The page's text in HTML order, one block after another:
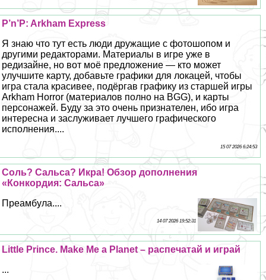
P’n’P: Arkham Express
Я знаю что тут есть люди дружащие с фотошопом и
другими редакторами. Материалы в игре уже в
редизайне, но вот моё предложение — кто может
улучшите карту, добавьте графики для локацей, чтобы
игра стала красивее, подёргав графику из старшей игры
Arkham Horror (материалов полно на BGG), и карты
персонажей. Буду за это очень признателен, ибо игра
интересна и заслуживает лучшего графического
исполнения....
15 07 2026 6:24:53
Соль? Сальса? Икра! Обзор дополнения
«Конкордия: Сальса»
Преамбула....
14 07 2026 19:52:31
Little Prince. Make Me a Planet – распечатай и играй
...